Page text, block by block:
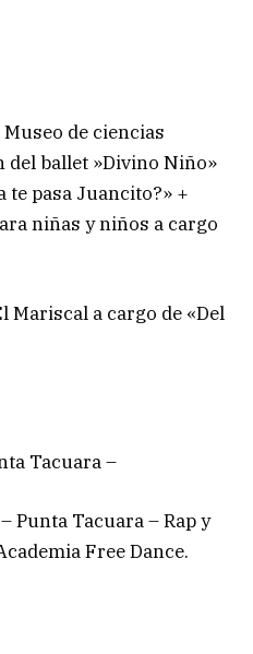
de ciencias
ballet »Divino Niño»
te pasa Juancito?» +
niñas y niños a cargo
Mariscal a cargo de «Del
Tacuara –
Punta Tacuara – Rap y
Free Dance.